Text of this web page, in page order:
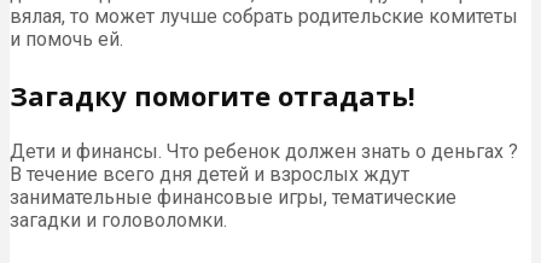
вялая, то может лучше собрать родительские комитеты
и помочь ей.
Загадку помогите отгадать!
Дети и финансы. Что ребенок должен знать о деньгах ?
В течение всего дня детей и взрослых ждут
занимательные финансовые игры, тематические
загадки и головоломки.